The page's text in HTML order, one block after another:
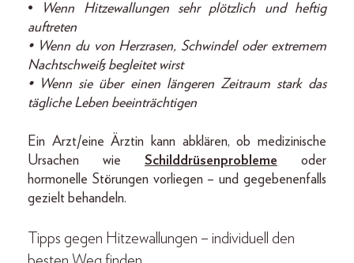
•
Wenn Hitzewallungen sehr plötzlich und heftig
auftreten
• Wenn du von Herzrasen, Schwindel oder extremem
Nachtschweiß begleitet wirst
• Wenn sie über einen längeren Zeitraum stark das
tägliche Leben beeinträchtigen
Ein Arzt/eine Ärztin kann abklären, ob medizinische
Ursachen wie Schilddrüsenprobleme oder
hormonelle Störungen vorliegen – und gegebenenfalls
gezielt behandeln.
Tipps gegen Hitzewallungen – individuell den